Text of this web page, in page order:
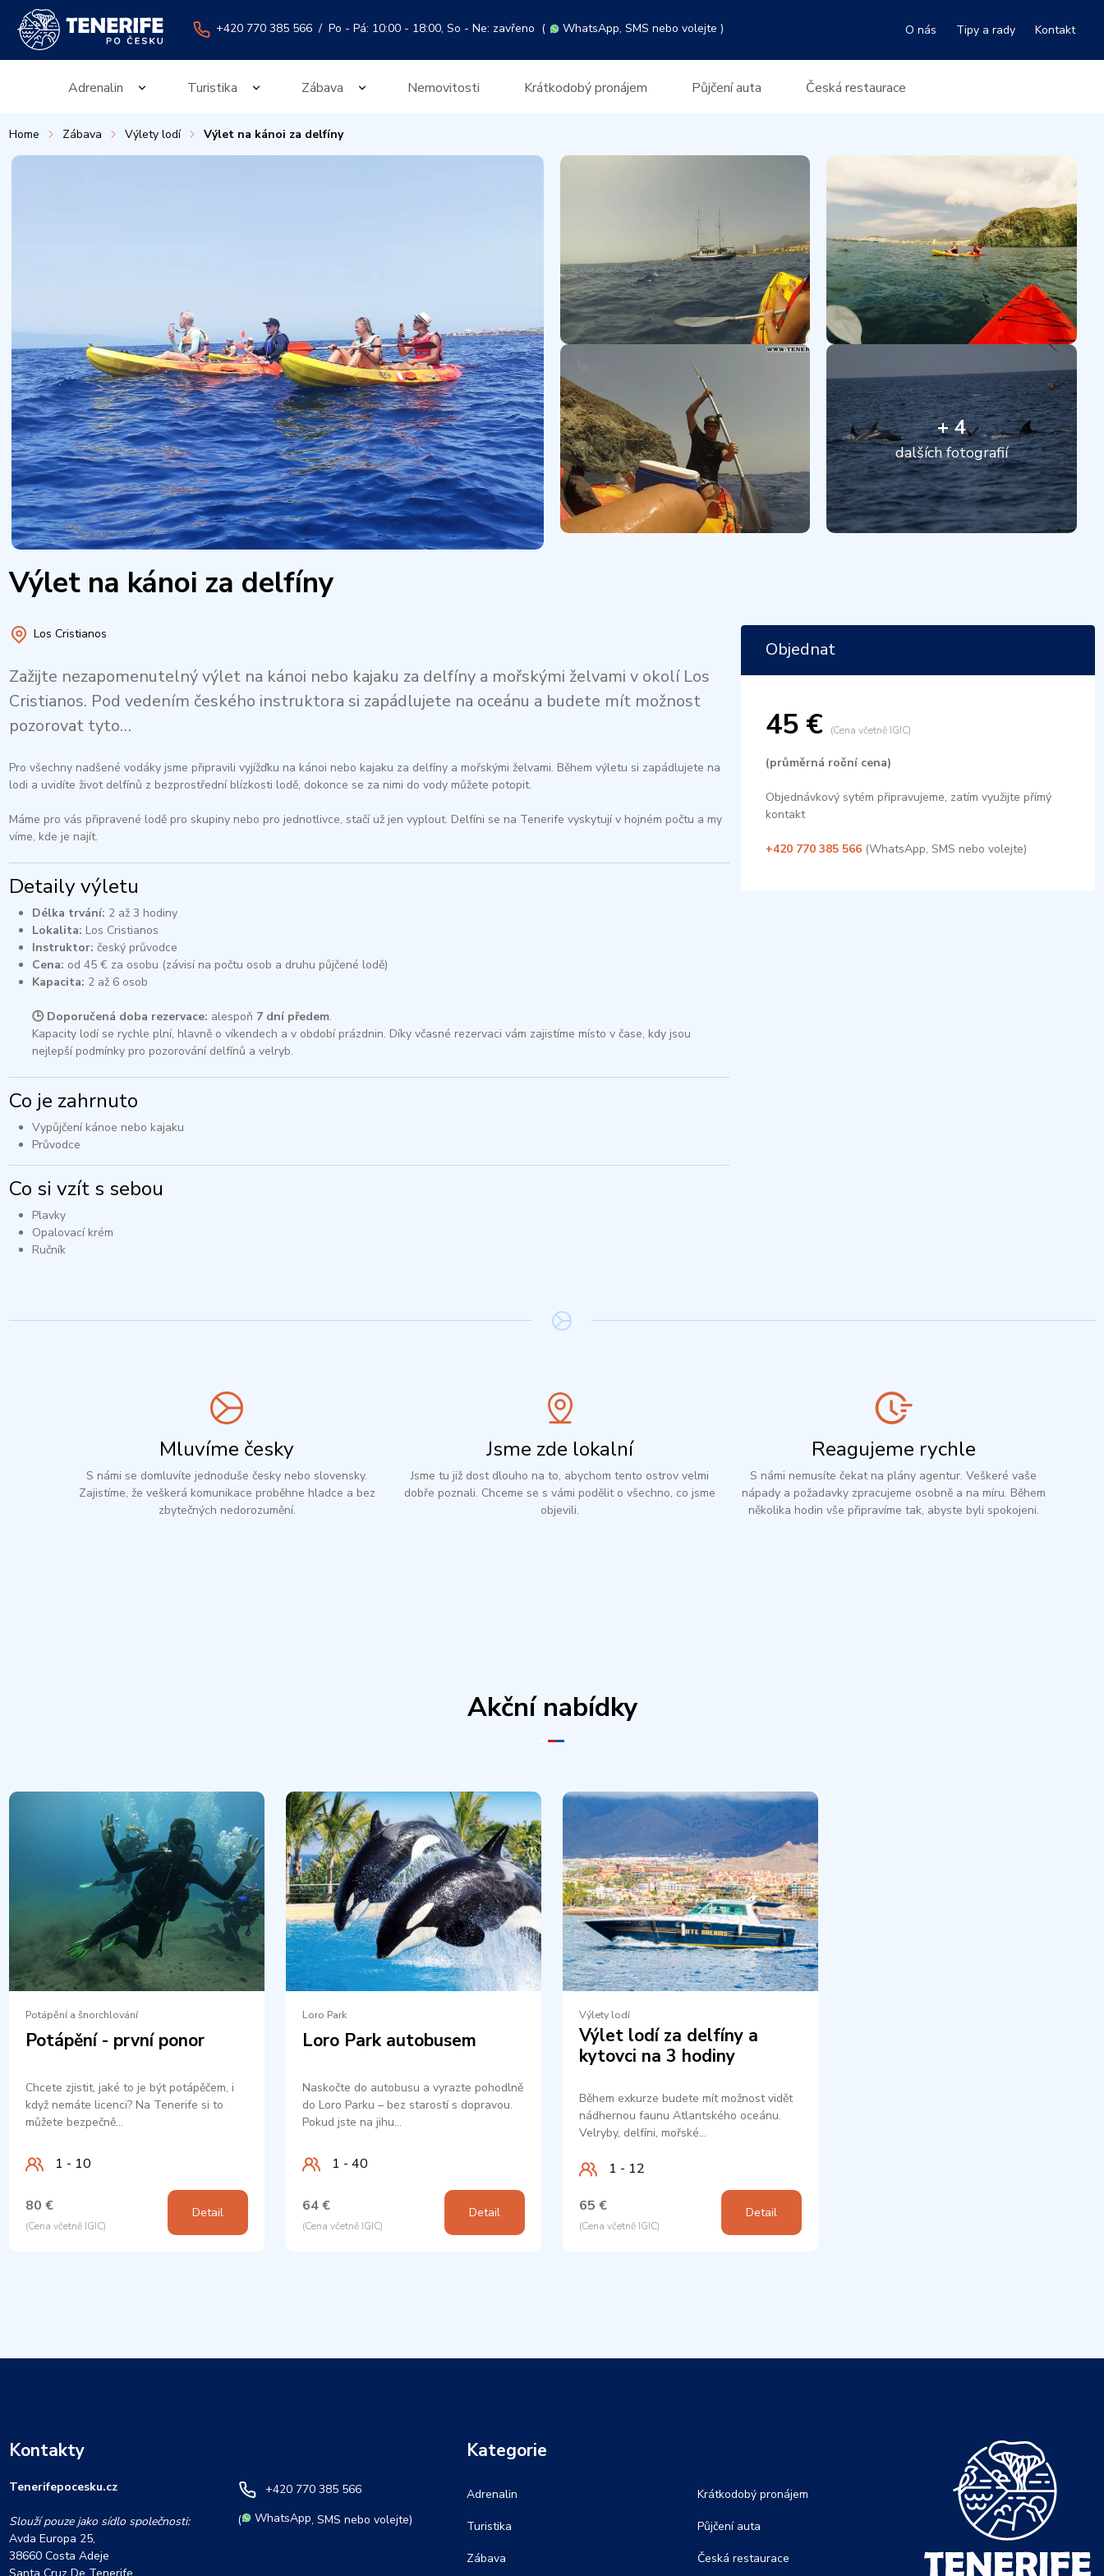
+420 770 385 566 / Po - Pá: 10:00 - 18:00, So - Ne: zavřeno ( WhatsApp, SMS nebo volejte ) O nás Tipy a rady Kontakt
Adrenalin Turistika Zábava Nemovitosti Krátkodobý pronájem Půjčení auta Česká restaurace
Home Zábava Výlety lodí Výlet na kánoi za delfíny
+ 4
dalších fotografií
Výlet na kánoi za delfíny
Los Cristianos
Zažijte nezapomenutelný výlet na kánoi nebo kajaku za delfíny a mořskými želvami v okolí Los
Cristianos. Pod vedením českého instruktora si zapádlujete na oceánu a budete mít možnost
pozorovat tyto…
Pro všechny nadšené vodáky jsme připravili vyjížďku na kánoi nebo kajaku za delfíny a mořskými želvami. Během výletu si zapádlujete na
lodi a uvidíte život delfínů z bezprostřední blízkosti lodě, dokonce se za nimi do vody můžete potopit.​
Máme pro vás připravené lodě pro skupiny nebo pro jednotlivce, stačí už jen vyplout. Delfíni se na Tenerife vyskytují v hojném počtu a my
víme, kde je najít.​
Detaily výletu
Délka trvání: 2 až 3 hodiny​
Lokalita: Los Cristianos​
Instruktor: český průvodce​
Cena: od 45 € za osobu (závisí na počtu osob a druhu půjčené lodě)​
Kapacita: 2 až 6 osob​
🕒 Doporučená doba rezervace: alespoň 7 dní předem.
Kapacity lodí se rychle plní, hlavně o víkendech a v období prázdnin. Díky včasné rezervaci vám zajistíme místo v čase, kdy jsou
nejlepší podmínky pro pozorování delfínů a velryb.
Co je zahrnuto
Vypůjčení kánoe nebo kajaku​
Průvodce​
Co si vzít s sebou
Plavky​
Opalovací krém​
Ručník
Objednat
45 € (Cena včetně IGIC)
(průměrná roční cena)
Objednávkový sytém připravujeme, zatím využijte přímý
kontakt
+420 770 385 566(WhatsApp, SMS nebo volejte)
Mluvíme česky
S námi se domluvíte jednoduše česky nebo slovensky.
Zajistíme, že veškerá komunikace proběhne hladce a bez
zbytečných nedorozumění.
Jsme zde lokalní
Jsme tu již dost dlouho na to, abychom tento ostrov velmi
dobře poznali. Chceme se s vámi podělit o všechno, co jsme
objevili.
Reagujeme rychle
S námi nemusíte čekat na plány agentur. Veškeré vaše
nápady a požadavky zpracujeme osobně a na míru. Během
několika hodin vše připravíme tak, abyste byli spokojeni.
Akční nabídky
Potápění a šnorchlování
Potápění - první ponor
Chcete zjistit, jaké to je být potápěčem, i
když nemáte licenci? Na Tenerife si to
můžete bezpečně…
1 - 10
80 €
(Cena včetně IGIC)
Detail
Loro Park
Loro Park autobusem
Naskočte do autobusu a vyrazte pohodlně
do Loro Parku – bez starostí s dopravou.
Pokud jste na jihu…
1 - 40
64 €
(Cena včetně IGIC)
Detail
Výlety lodí
Výlet lodí za delfíny a
kytovci na 3 hodiny
Během exkurze budete mít možnost vidět
nádhernou faunu Atlantského oceánu.
Velryby, delfíni, mořské…
1 - 12
65 €
(Cena včetně IGIC)
Detail
Kontakty
Tenerifepocesku.cz
Slouží pouze jako sídlo společnosti:
Avda Europa 25,
38660 Costa Adeje
+420 770 385 566
(
WhatsApp, SMS nebo volejte)
Kategorie
Adrenalin
Turistika
Zábava
Krátkodobý pronájem
Půjčení auta
Česká restaurace